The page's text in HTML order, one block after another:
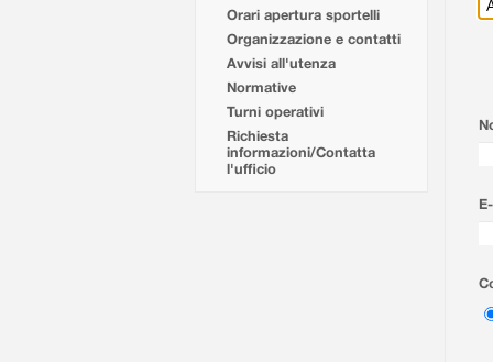
Orari apertura sportelli
Organizzazione e contatti
Avvisi all'utenza
Normative
Turni operativi
Richiesta
informazioni/Contatta
l'ufficio